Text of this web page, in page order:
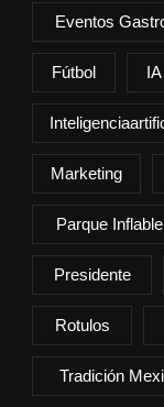
Eventos
Fútbol IA
Marketing
Parque Inflable
Presidente
Rotulos
Tradición